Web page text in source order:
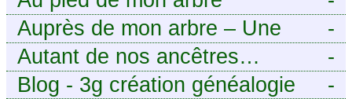
-
Auprès de mon arbre – Une
histoire de racines
-
Autant de nos ancêtres…
-
Blog - 3g création généalogie